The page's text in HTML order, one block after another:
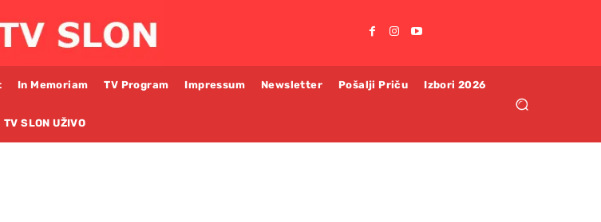
In Memoriam TV Program Impressum Newsletter Pošalji Priču Izbori 2026
TV SLON UŽIVO